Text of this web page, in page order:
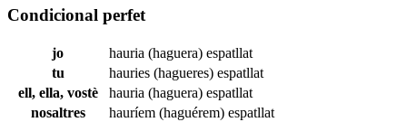
Condicional perfet
jo hauria (haguera) espatllat
tu
hauries (hagueres) espatllat
ell, ella, vostè
hauria (haguera) espatllat
nosaltres
hauríem (haguérem) espatllat